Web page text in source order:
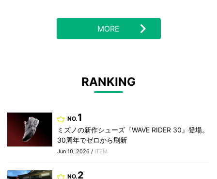
MORE
RANKING
NO.1
ミズノの新作シューズ『WAVE RIDER 30』登場。
30周年でゼロから刷新
Jun 10, 2026 / ITEM
NO.2